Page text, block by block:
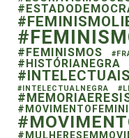
#FEMINISMOS
#HISTÓRIANEGRA
#INTELECTUALNEGRA